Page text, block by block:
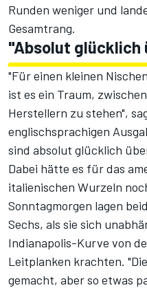
Runden weniger und
Gesamtrang.
"Absolut glücklich
"Für einen kleinen
ist es ein Traum,
Herstellern zu stehen",
englischsprachigen
sind absolut glücklich
Dabei hätte es für das
italienischen Wurzeln
Sonntagmorgen lagen
Sechs, als sie sich
Indianapolis-Kurve von
Leitplanken krachten.
gemacht, aber so etwas